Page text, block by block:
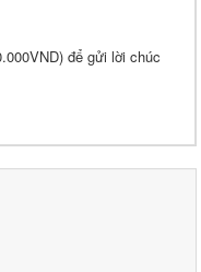
để gửi lời chúc